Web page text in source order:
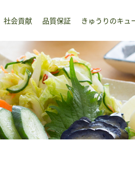
社会貢献 品質保証 きゅうりのキュ